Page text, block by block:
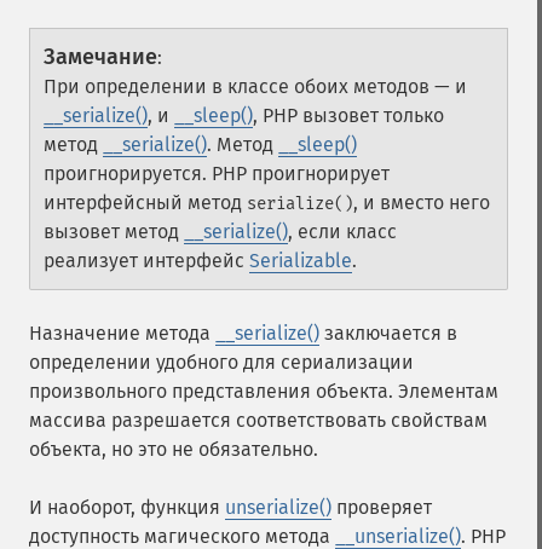
Замечание:
При определении в классе обоих методов — и
__serialize(), и __sleep(), PHP вызовет только
метод
__serialize(). Метод
__sleep()
проигнорируется. PHP проигнорирует
интерфейсный метод serialize(), и вместо него
вызовет метод
__serialize(), если класс
реализует интерфейс Serializable.
Назначение метода __serialize() заключается в
определении удобного для сериализации
произвольного представления объекта. Элементам
массива разрешается соответствовать свойствам
объекта, но это не обязательно.
И наоборот, функция unserialize() проверяет
доступность магического метода
__unserialize(). PHP